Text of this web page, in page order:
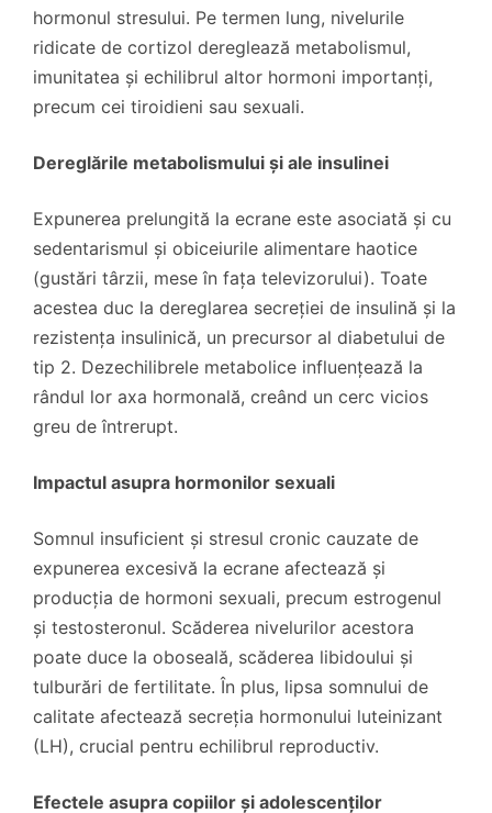
hormonul stresului. Pe termen lung, nivelurile
ridicate de cortizol dereglează metabolismul,
imunitatea și echilibrul altor hormoni importanți,
precum cei tiroidieni sau sexuali.
Dereglările metabolismului și ale insulinei
Expunerea prelungită la ecrane este asociată și cu
sedentarismul și obiceiurile alimentare haotice
(gustări târzii, mese în fața televizorului). Toate
acestea duc la dereglarea secreției de insulină și la
rezistența insulinică, un precursor al diabetului de
tip 2. Dezechilibrele metabolice influențează la
rândul lor axa hormonală, creând un cerc vicios
greu de întrerupt.
Impactul asupra hormonilor sexuali
Somnul insuficient și stresul cronic cauzate de
expunerea excesivă la ecrane afectează și
producția de hormoni sexuali, precum estrogenul
și testosteronul. Scăderea nivelurilor acestora
poate duce la oboseală, scăderea libidoului și
tulburări de fertilitate. În plus, lipsa somnului de
calitate afectează secreția hormonului luteinizant
(LH), crucial pentru echilibrul reproductiv.
Efectele asupra copiilor și adolescenților